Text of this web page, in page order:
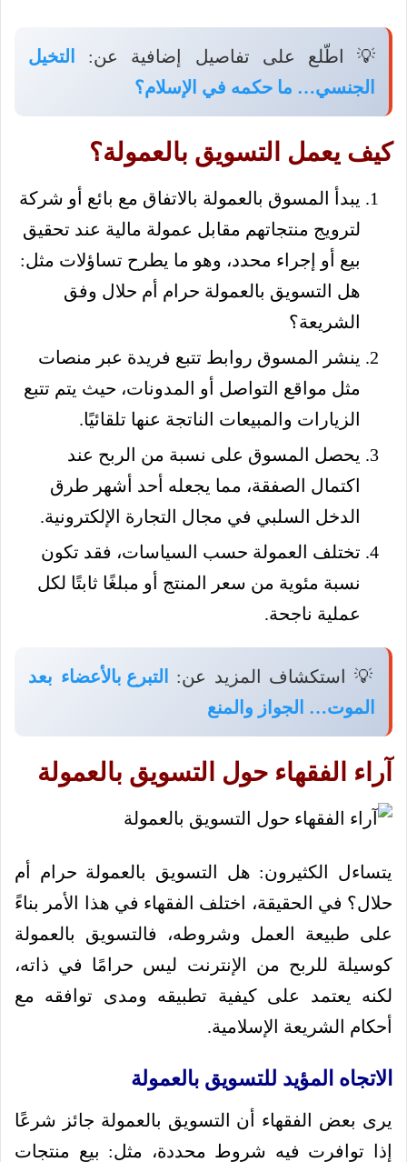
💡 اطّلع على تفاصيل إضافية عن:
التخيل
الجنسي… ما حكمه في الإسلام؟
كيف يعمل التسويق بالعمولة؟
يبدأ المسوق بالعمولة بالاتفاق مع بائع أو شركة
لترويج منتجاتهم مقابل عمولة مالية عند تحقيق
بيع أو إجراء محدد، وهو ما يطرح تساؤلات مثل:
هل التسويق بالعمولة حرام أم حلال وفق
الشريعة؟
ينشر المسوق روابط تتبع فريدة عبر منصات
مثل مواقع التواصل أو المدونات، حيث يتم تتبع
الزيارات والمبيعات الناتجة عنها تلقائيًا.
يحصل المسوق على نسبة من الربح عند
اكتمال الصفقة، مما يجعله أحد أشهر طرق
الدخل السلبي في مجال التجارة الإلكترونية.
تختلف العمولة حسب السياسات، فقد تكون
نسبة مئوية من سعر المنتج أو مبلغًا ثابتًا لكل
عملية ناجحة.
💡 استكشاف المزيد عن:
التبرع بالأعضاء بعد
الموت… الجواز والمنع
آراء الفقهاء حول التسويق بالعمولة
يتساءل الكثيرون: هل التسويق بالعمولة حرام أم
حلال؟ في الحقيقة، اختلف الفقهاء في هذا الأمر بناءً
على طبيعة العمل وشروطه، فالتسويق بالعمولة
كوسيلة للربح من الإنترنت ليس حرامًا في ذاته،
لكنه يعتمد على كيفية تطبيقه ومدى توافقه مع
أحكام الشريعة الإسلامية.
الاتجاه المؤيد للتسويق بالعمولة
يرى بعض الفقهاء أن التسويق بالعمولة جائز شرعًا
إذا توافرت فيه شروط محددة، مثل: بيع منتجات